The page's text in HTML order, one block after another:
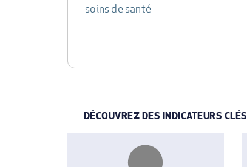
soins de santé
DÉCOUVREZ DES INDICATEURS CLÉS